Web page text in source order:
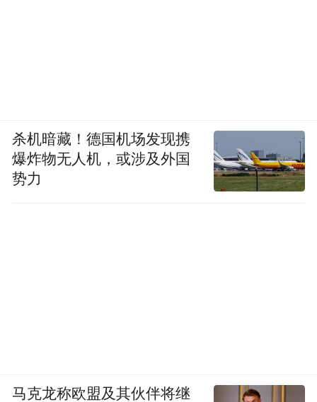
杀机暗藏！德国机场发现携
爆炸物无人机，或涉及外国
势力
马克龙称欧盟及其伙伴将继